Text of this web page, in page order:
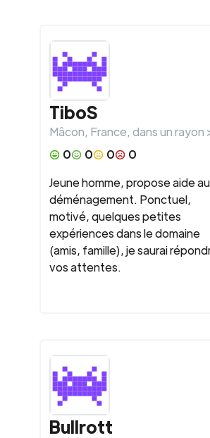
TiboS
Mâcon, France, dans un rayon
0
0 0
0
Jeune homme, propose aide au
déménagement. Ponctuel,
motivé, quelques petites
expériences dans le domaine
(amis, famille), je saurai
vos attentes.
Bullrott